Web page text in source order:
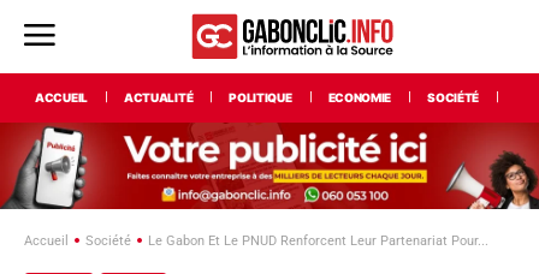
ACCUEIL ACTUALITÉ POLITIQUE ECONOMIE SOCIÉTÉ
Accueil Société Le Gabon Et Le PNUD Renforcent Leur Partenariat Pour...